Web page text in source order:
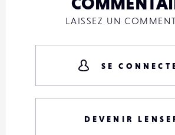
LAISSEZ UN
SE
DEVENIR